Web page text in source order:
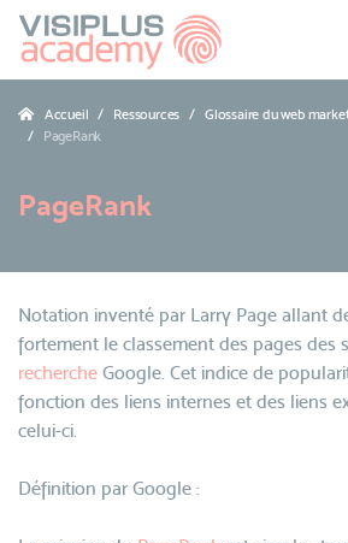
Accueil Ressources
Glossaire du web
PageRank
PageRank
Notation inventé par Larry Page allant
fortement le classement des pages des
recherche Google. Cet indice de
fonction des liens internes et des liens
celui-ci.
Définition par Google :